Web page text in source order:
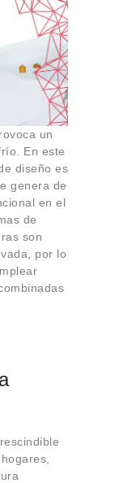
un
En este
diseño es
genera de
en el
de
son
por lo